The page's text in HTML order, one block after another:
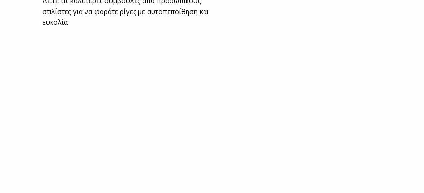
στιλίστες για να φοράτε ρίγες με αυτοπεποίθηση και
ευκολία.